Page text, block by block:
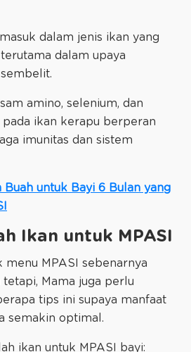
dalam jenis ikan yang
dalam upaya
amino, selenium, dan
ikan kerapu berperan
imunitas dan sistem
Buah untuk Bayi 6 Bulan yang
Ikan untuk MPASI
menu MPASI sebenarnya
Mama juga perlu
tips ini supaya manfaat
semakin optimal.
ikan untuk MPASI bayi: